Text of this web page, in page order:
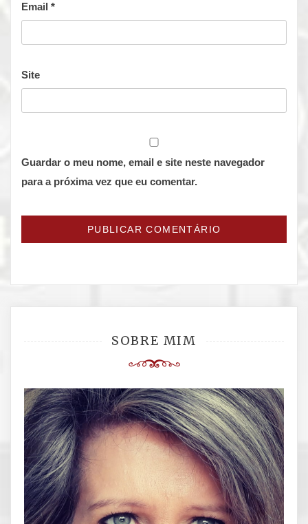
Email *
Site
Guardar o meu nome, email e site neste navegador
para a próxima vez que eu comentar.
SOBRE MIM